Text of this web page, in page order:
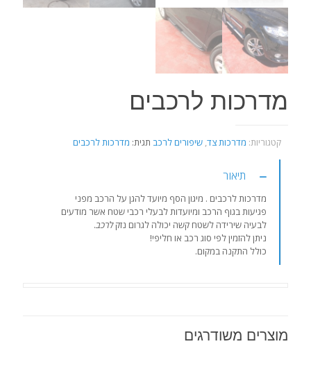
מדרכות לרכבים
קטגוריות: מדרכות צד, שיפורים לרכב תגית: מדרכות לרכבים
תיאור
מדרכות לרכבים . מיגון הסף מיועד להגן על הרכב מפני
פגיעות בגוף הרכב ומיועדות לבעלי רכבי שטח אשר מודעים
לבעיה שירידה לשטח קשה יכולה לגרום נזקלרכב.
ניתן להזמין לפי סוג רכב או חליפי!
כולל התקנה במקום.
מוצרים משודרגים